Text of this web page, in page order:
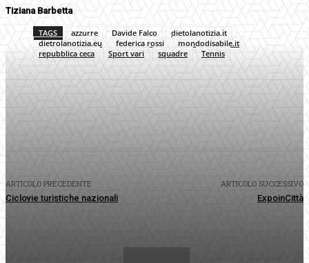
Tiziana Barbetta
TAGS azzurre Davide Falco
dietolanotizia.it
dietrolanotizia.eu
federica rossi
mondodisabile.it
repubblica ceca
Sport vari squadre Tennis
ARTICOLO PRECEDENTE
Ciclovie turistiche nazionali
ARTICOLO SUCCESSIVO
ExpoinCittà